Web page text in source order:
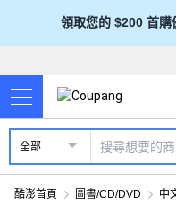
領取您的 $200 首購
全部
酷澎首頁 圖書/CD/DVD 中